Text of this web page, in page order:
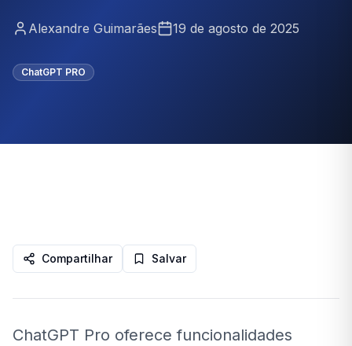
Alexandre Guimarães 19 de agosto de 2025
ChatGPT PRO
Compartilhar Salvar
ChatGPT Pro oferece funcionalidades